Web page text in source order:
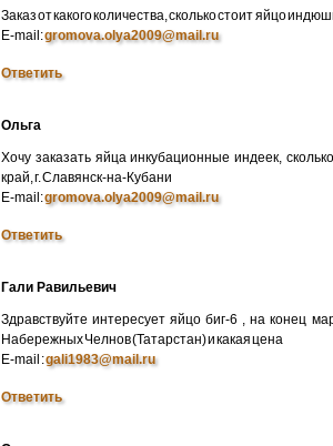
Заказ от какого количества, сколько стоит яйцо
E-mail:gromova.olya2009@mail.ru
Ответить
Ольга
Хочу заказать яйца инкубационные индеек,
край, г. Славянск-на-Кубани
E-mail:gromova.olya2009@mail.ru
Ответить
Гали Равильевич
Здравствуйте интересует яйцо биг-6 , на конец
Набережных Челнов (Татарстан) и какая цена
E-mail :gali1983@mail.ru
Ответить